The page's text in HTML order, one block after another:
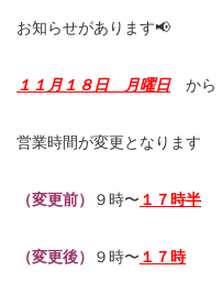
お知らせがあります📢
１１月１８日 月曜日から
営業時間が変更となります
（変更前） ９時〜 １７時半
（変更後） ９時〜 １７時